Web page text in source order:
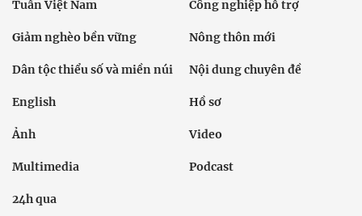
Tuần Việt Nam Công nghiệp hỗ trợ
Giảm nghèo bền vững Nông thôn mới
Dân tộc thiểu số và miền núi Nội dung chuyên đề
English Hồ sơ
Ảnh Video
Multimedia Podcast
24h qua